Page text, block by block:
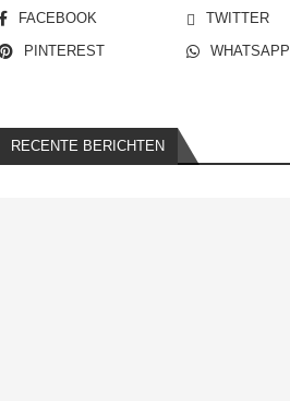
FACEBOOK
TWITTER
PINTEREST
WHATSAPP
RECENTE BERICHTEN